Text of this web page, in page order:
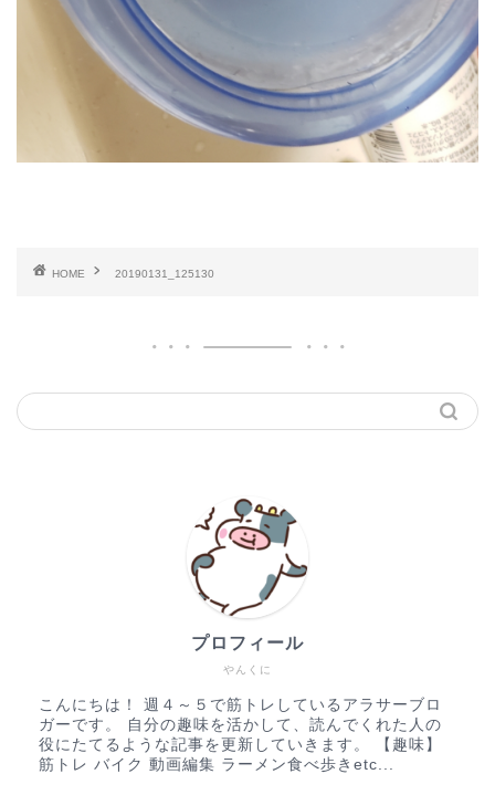
HOME 20190131_125130
やんくに
プロフィール
こんにちは！ 週４～５で筋トレしているアラサーブロ
ガーです。 自分の趣味を活かして、読んでくれた人の
役にたてるような記事を更新していきます。 【趣味】
筋トレ バイク 動画編集 ラーメン食べ歩きetc...